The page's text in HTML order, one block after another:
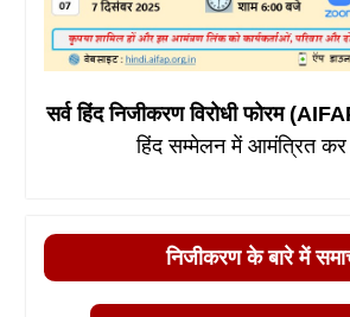
सर्व हिंद निजीकरण विरोधी फोरम
हिंद सम्मेलन में आमंत्रित कर
निजीकरण के बारे में